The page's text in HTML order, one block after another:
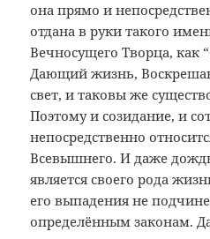
она прямо и
отдана в руки такого
Вечносущего Творца,
Дающий жизнь,
свет, и таковы же
Поэтому и созидание, и
непосредственно
Всевышнего. И даже
является своего рода
его выпадения не
определённым законам.